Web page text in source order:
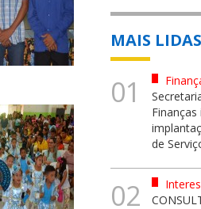
MAIS LIDAS
01
de
02